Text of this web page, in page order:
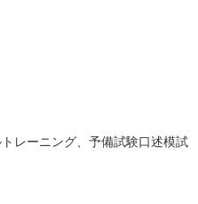
レーニング、予備試験口述模